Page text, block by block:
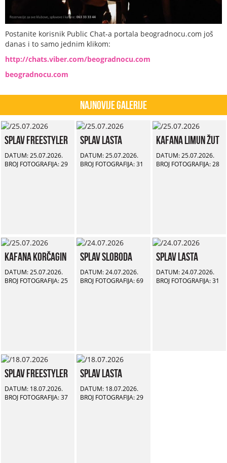
Postanite korisnik Public Chat-a portala beogradnocu.com još
danas i to samo jednim klikom:
http://chats.viber.com/beogradnocu.com
beogradnocu.com
Najnovije Galerije
Splav Freestyler
DATUM: 25.07.2026.
BROJ FOTOGRAFIJA: 29
Splav Lasta
DATUM: 25.07.2026.
BROJ FOTOGRAFIJA: 31
Kafana Limun Žut
DATUM: 25.07.2026.
BROJ FOTOGRAFIJA: 28
Kafana Korčagin
DATUM: 25.07.2026.
BROJ FOTOGRAFIJA: 25
Splav Sloboda
DATUM: 24.07.2026.
BROJ FOTOGRAFIJA: 69
Splav Lasta
DATUM: 24.07.2026.
BROJ FOTOGRAFIJA: 31
Splav Freestyler
DATUM: 18.07.2026.
BROJ FOTOGRAFIJA: 37
Splav Lasta
DATUM: 18.07.2026.
BROJ FOTOGRAFIJA: 29